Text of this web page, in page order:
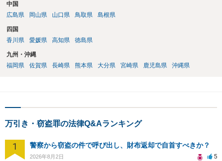
中国
広島県
岡山県 山口県 鳥取県 島根県
四国
香川県
愛媛県 高知県 徳島県
九州・沖縄
福岡県
佐賀県 長崎県 熊本県 大分県 宮崎県 鹿児島県 沖縄県
万引き・窃盗罪の法律Q&Aランキング
1 警察から窃盗の件で呼び出し、財布返却で自首すべきか？
2026年8月2日 5